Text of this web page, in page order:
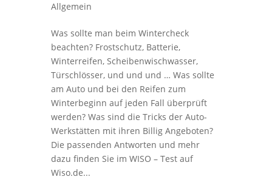
Allgemein
Was sollte man beim Wintercheck
beachten? Frostschutz, Batterie,
Winterreifen, Scheibenwischwasser,
Türschlösser, und und und … Was sollte
am Auto und bei den Reifen zum
Winterbeginn auf jeden Fall überprüft
werden? Was sind die Tricks der Auto-
Werkstätten mit ihren Billig Angeboten?
Die passenden Antworten und mehr
dazu finden Sie im WISO – Test auf
Wiso.de...